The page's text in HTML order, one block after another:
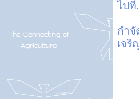
ไปที่
กำจั
เจริ